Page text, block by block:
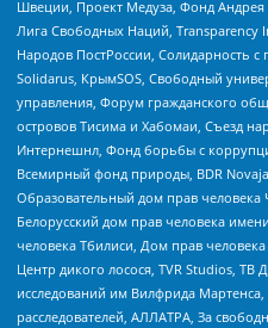
Швеции, Проект Медуза, Фонд
Лига Свободных Наций,
Народов ПостРоссии, Солидарность
Solidarus, КрымSOS, Свободный
управления, Форум гражданского
островов Тисима и Хабомаи, Съезд
Интернешнл, Фонд борьбы с
Всемирный фонд природы, BDR Novaja
Образовательный дом прав
Белорусский дом прав человека
человека Тбилиси, Дом прав
Центр дикого лосося, TVR Studios, ТВ
исследований им Вилфрида
расследователей, АЛЛАТРА, За